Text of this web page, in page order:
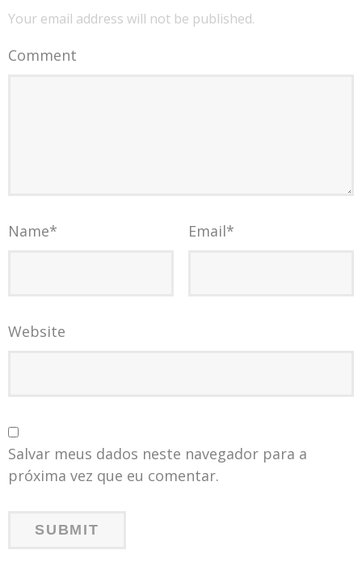
Your email address will not be published.
Comment
Name* Email*
Website
Salvar meus dados neste navegador para a
próxima vez que eu comentar.